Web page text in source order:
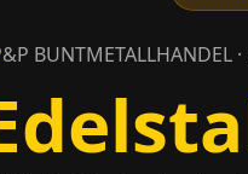
BUNTMETALLHANDEL